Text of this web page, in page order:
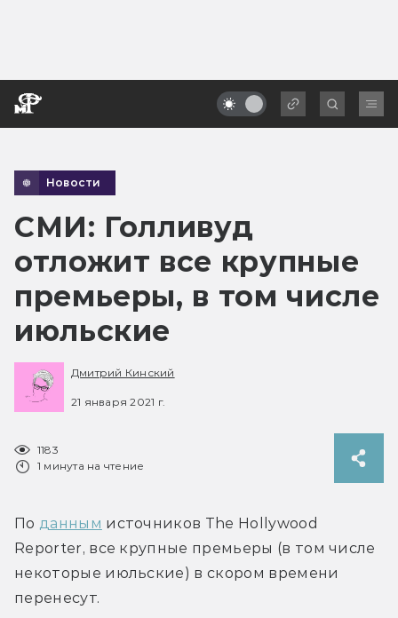
Новости
СМИ: Голливуд
отложит все крупные
премьеры, в том числе
июльские
Дмитрий Кинский
21 января 2021 г.
1183
1 минута на чтение
По данным источников The Hollywood
Reporter, все крупные премьеры (в том числе
некоторые июльские) в скором времени
перенесут.